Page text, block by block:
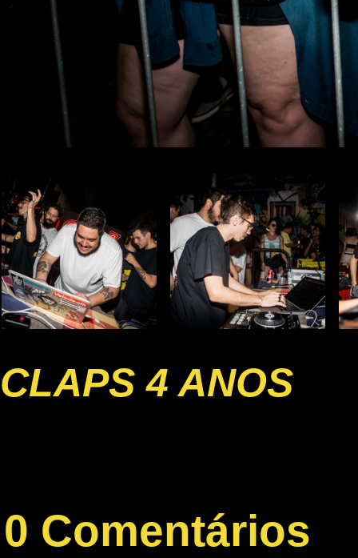
CLAPS 4 ANOS
0 Comentários